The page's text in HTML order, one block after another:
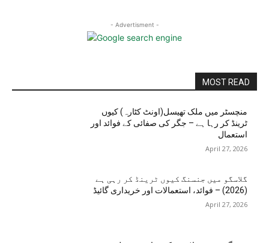
- Advertisment -
MOST READ
منچسٹر میں ملک تھیسل(اونٹ کٹارہ) کیوں
ٹرینڈ کر رہا ہے – جگر کی صفائی کے فوائد اور
استعمال
April 27, 2026
گلاسگو میں جنسنگ کیوں ٹرینڈ کر رہی ہے
(2026) – فوائد، استعمالات اور خریداری گائیڈ
April 27, 2026